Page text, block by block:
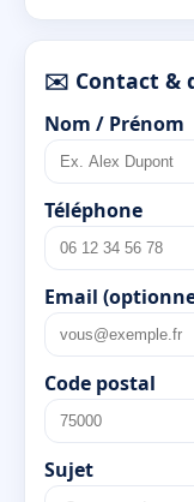
✉️ Contact &
Nom / Prénom
Téléphone
Email
Code postal
Sujet